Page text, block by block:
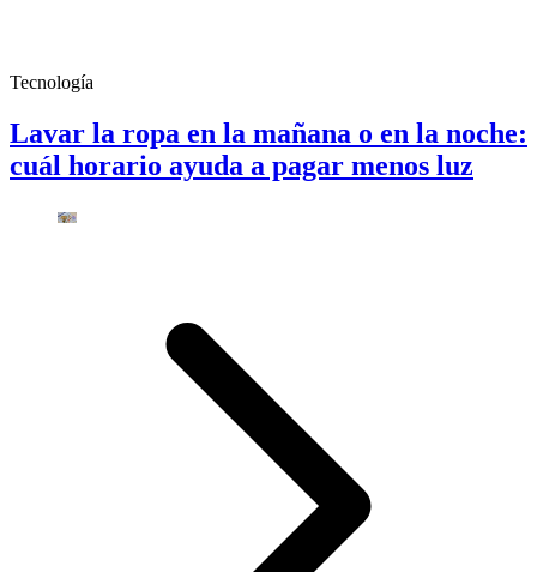
Tecnología
Lavar la ropa en la mañana o en la noche:
cuál horario ayuda a pagar menos luz